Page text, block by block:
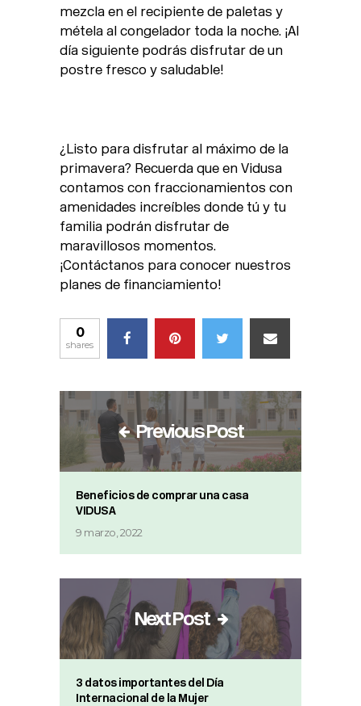
mezcla en el recipiente de paletas y
métela al congelador toda la noche. ¡Al
día siguiente podrás disfrutar de un
postre fresco y saludable!
¿Listo para disfrutar al máximo de la
primavera? Recuerda que en Vidusa
contamos con fraccionamientos con
amenidades increíbles donde tú y tu
familia podrán disfrutar de
maravillosos momentos.
¡Contáctanos para conocer nuestros
planes de financiamiento!
0
shares
Previous Post
Beneficios de comprar una casa
VIDUSA
9 marzo, 2022
Next Post
3 datos importantes del Día
Internacional de la Mujer